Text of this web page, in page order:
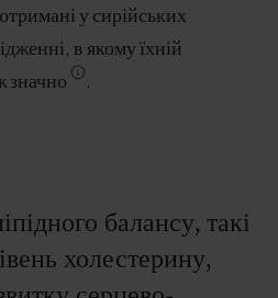
у сирійських
в якому їхній
значно
.
балансу, такі
холестерину,